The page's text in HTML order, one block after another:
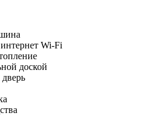
Wi-Fi
доской
дверь